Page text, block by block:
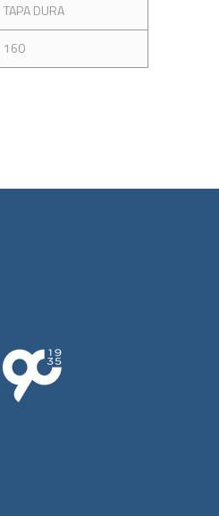
TAPA DURA
160